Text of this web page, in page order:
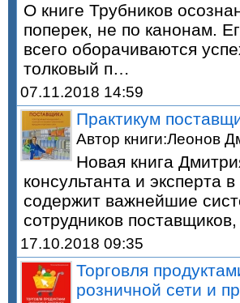
О книге Трубников
поперек, не по канонам.
всего оборачиваются
толковый п…
07.11.2018 14:59
Практикум
Автор книги:Леонов
Новая книга
консультанта и эксперта
содержит важнейшие
сотрудников
17.10.2018 09:35
Торговля
розничной сети и